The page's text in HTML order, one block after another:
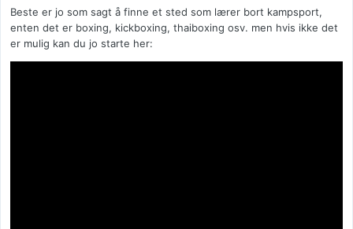
Beste er jo som sagt å finne et sted som lærer bort kampsport,
enten det er boxing, kickboxing, thaiboxing osv. men hvis ikke det
er mulig kan du jo starte her: